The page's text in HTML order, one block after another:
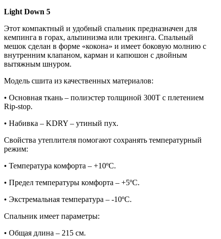
Light Down 5
Этот компактный и удобный спальник предназначен для
кемпинга в горах, альпинизма или трекинга. Спальный
мешок сделан в форме «кокона» и имеет боковую молнию с
внутренним клапаном, карман и капюшон с двойным
вытяжным шнуром.
Модель сшита из качественных материалов:
• Основная ткань – полиэстер толщиной 300T с плетением
Rip-stop.
• Набивка – KDRY – утиный пух.
Свойства утеплителя помогают сохранять температурный
режим:
• Температура комфорта – +10ºС.
• Предел температуры комфорта – +5ºС.
• Экстремальная температура – -10ºС.
Спальник имеет параметры:
• Общая длина – 215 см.